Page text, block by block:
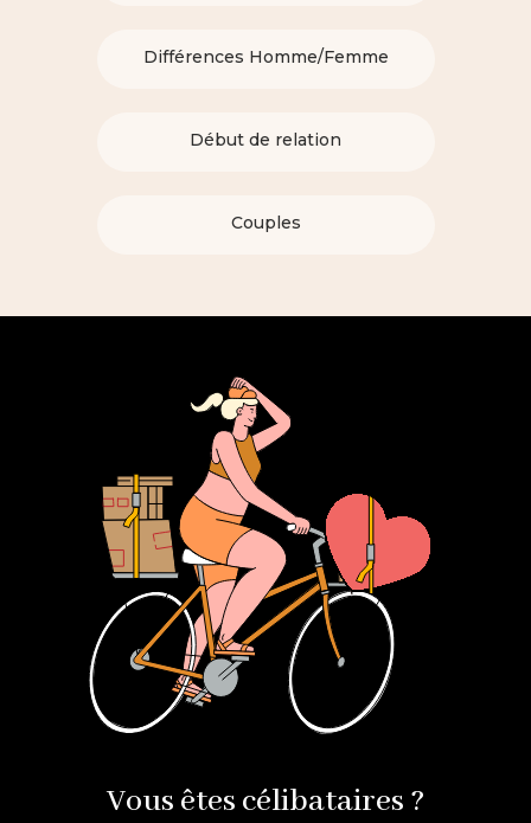
Différences Homme/Femme
Début de relation
Couples
Vous êtes célibataires ?